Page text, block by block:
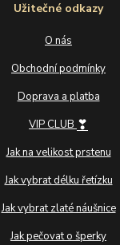
Užitečné odkazy
O nás
Obchodní podmínky
Doprava a platba
VIP CLUB ❣
Jak na velikost prstenu
Jak vybrat délku řetízku
Jak vybrat zlaté náušnice
Jak pečovat o šperky